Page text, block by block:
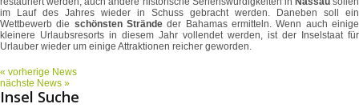
im Lauf des Jahres wieder in Schuss gebracht werden. Daneben soll ein
Wettbewerb die schönsten Strände der Bahamas ermitteln. Wenn auch einige
kleinere Urlaubsresorts in diesem Jahr vollendet werden, ist der Inselstaat für
Urlauber wieder um einige Attraktionen reicher geworden.
« vorherige News
nächste News »
Insel Suche